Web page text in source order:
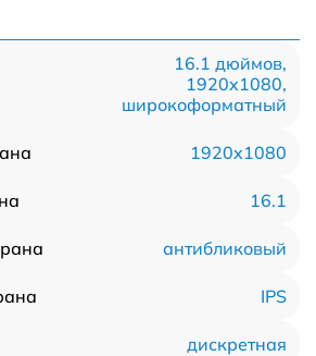
16.1 дюймов,
1920x1080,
широкоформатный
1920x1080
16.1
антибликовый
IPS
дискретная